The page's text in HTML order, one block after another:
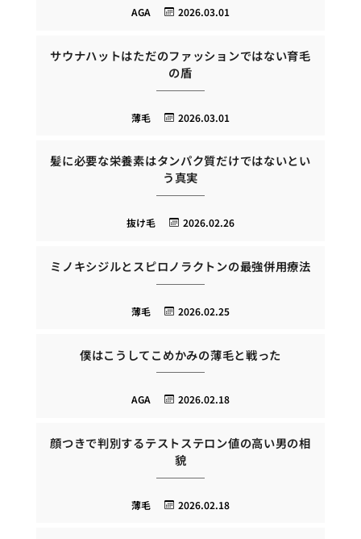
2026.03.01
AGA
サウナハットはただのファッションではない育毛
の盾
2026.03.01
薄毛
髪に必要な栄養素はタンパク質だけではないとい
う真実
2026.02.26
抜け毛
ミノキシジルとスピロノラクトンの最強併用療法
2026.02.25
薄毛
僕はこうしてこめかみの薄毛と戦った
2026.02.18
AGA
顔つきで判別するテストステロン値の高い男の相
貌
2026.02.18
薄毛